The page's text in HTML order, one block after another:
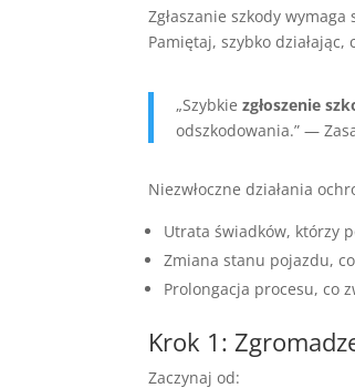
Zgłaszanie szkody
Pamiętaj, szybko
„Szybkiezgłoszenie
odszkodowania.” —
Niezwłoczne działania
Utrata świadków, którzy
Zmiana stanu pojazdu,
Prolongacja procesu, co
Krok 1:
Zaczynaj od: